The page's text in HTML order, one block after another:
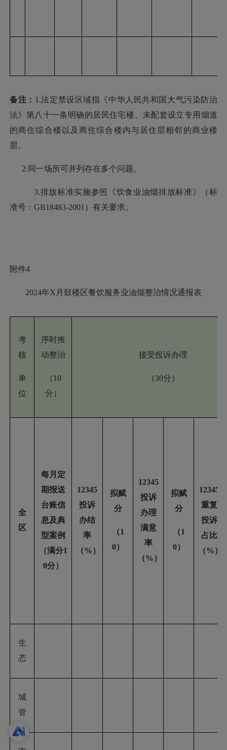
备注： 1.法定禁设区域指《中华人民共和国大气污染防治
法》第八十一条明确的居民住宅楼、未配套设立专用烟道
的商住综合楼以及商住综合楼内与居住层相邻的商业楼
层。
2.同一场所可并列存在多个问题。
3.排放标准实施参照《饮食业油烟排放标准》（标
准号：GB18483-2001）有关要求。
附件4
2024年X月鼓楼区餐饮服务业油烟整治情况通报表
考
核
单
位
序时推
动整治
（10
分）
接受投诉办理
（30分）
全
区
每月定
期报送
台账信
息及典
型案例
（满分1
0分）
12345
投诉
办结
率
（%）
拟赋
分
（1
0）
12345
投诉
办理
满意
率
（%）
拟赋
分
（1
0）
12345
重复
投诉
占比
（%）
生
态
城
管